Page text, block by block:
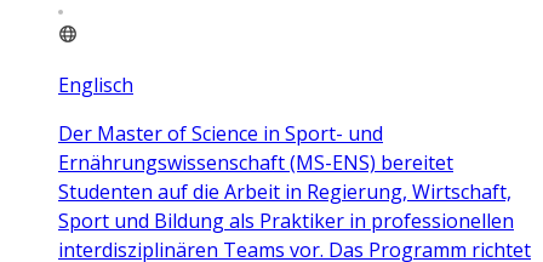
Englisch
Der Master of Science in Sport- und
Ernährungswissenschaft (MS-ENS) bereitet
Studenten auf die Arbeit in Regierung, Wirtschaft,
Sport und Bildung als Praktiker in professionellen
interdisziplinären Teams vor. Das Programm richtet